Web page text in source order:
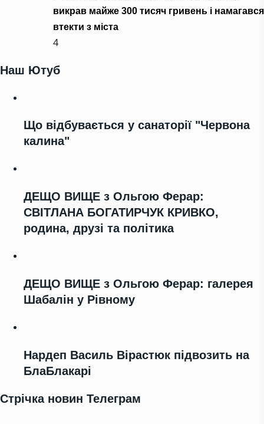
викрав майже 300 тисяч гривень і намагався
втекти з міста
4
Наш Ютуб
Що відбувається у санаторії "Червона
калина"
ДЕЩО ВИЩЕ з Ольгою Ферар:
СВІТЛАНА БОГАТИРЧУК КРИВКО,
родина, друзі та політика
ДЕЩО ВИЩЕ з Ольгою Ферар: галерея
Шабалін у Рівному
Нардеп Василь Вірастюк підвозить на
БлаБлакарі
Стрічка новин Телеграм